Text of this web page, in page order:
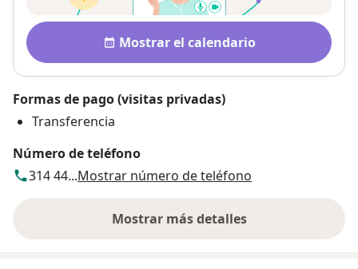
Disponibilidad
Mostrar el calendario
Formas de pago (visitas privadas)
Transferencia
Número de teléfono
314 44...Mostrar número de teléfono
Mostrar más detalles
sobre la dirección